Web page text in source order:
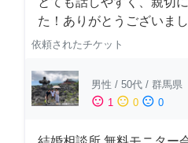
た！ありがとうございま
依頼されたチケット
男性 / 50代 / 群馬県
sentiment_satisfied 1 sentiment_neutral 0 sentiment_dissatisfied 0